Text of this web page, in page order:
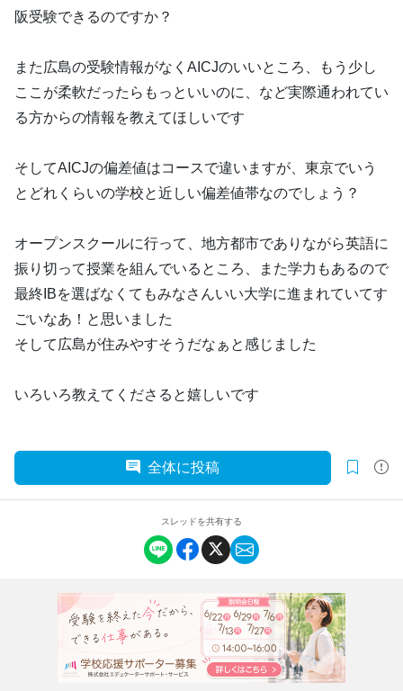
阪受験できるのですか？
また広島の受験情報がなくAICJのいいところ、もう少し
ここが柔軟だったらもっといいのに、など実際通われてい
る方からの情報を教えてほしいです
そしてAICJの偏差値はコースで違いますが、東京でいう
とどれくらいの学校と近しい偏差値帯なのでしょう？
オープンスクールに行って、地方都市でありながら英語に
振り切って授業を組んでいるところ、また学力もあるので
最終IBを選ばなくてもみなさんいい大学に進まれていてす
ごいなあ！と思いました
そして広島が住みやすそうだなぁと感じました
いろいろ教えてくださると嬉しいです
全体に投稿
スレッドを共有する